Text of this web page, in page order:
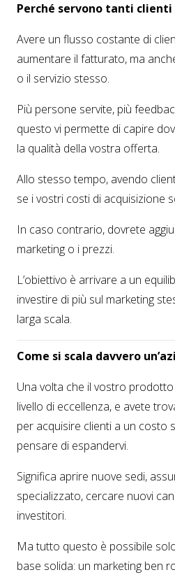
Perché servono tanti clienti
Avere un flusso costante di
aumentare il fatturato, ma
o il servizio stesso.
Più persone servite, più
questo vi permette di capire
la qualità della vostra offerta.
Allo stesso tempo, avendo
se i vostri costi di acquisizione
In caso contrario, dovrete
marketing o i prezzi.
L’obiettivo è arrivare a un
investire di più sul marketing
larga scala.
Come si scala davvero
Una volta che il vostro
livello di eccellenza, e avete
per acquisire clienti a un costo
pensare di espandervi.
Significa aprire nuove sedi,
specializzato, cercare nuovi
investitori.
Ma tutto questo è possibile
base solida: un marketing ben